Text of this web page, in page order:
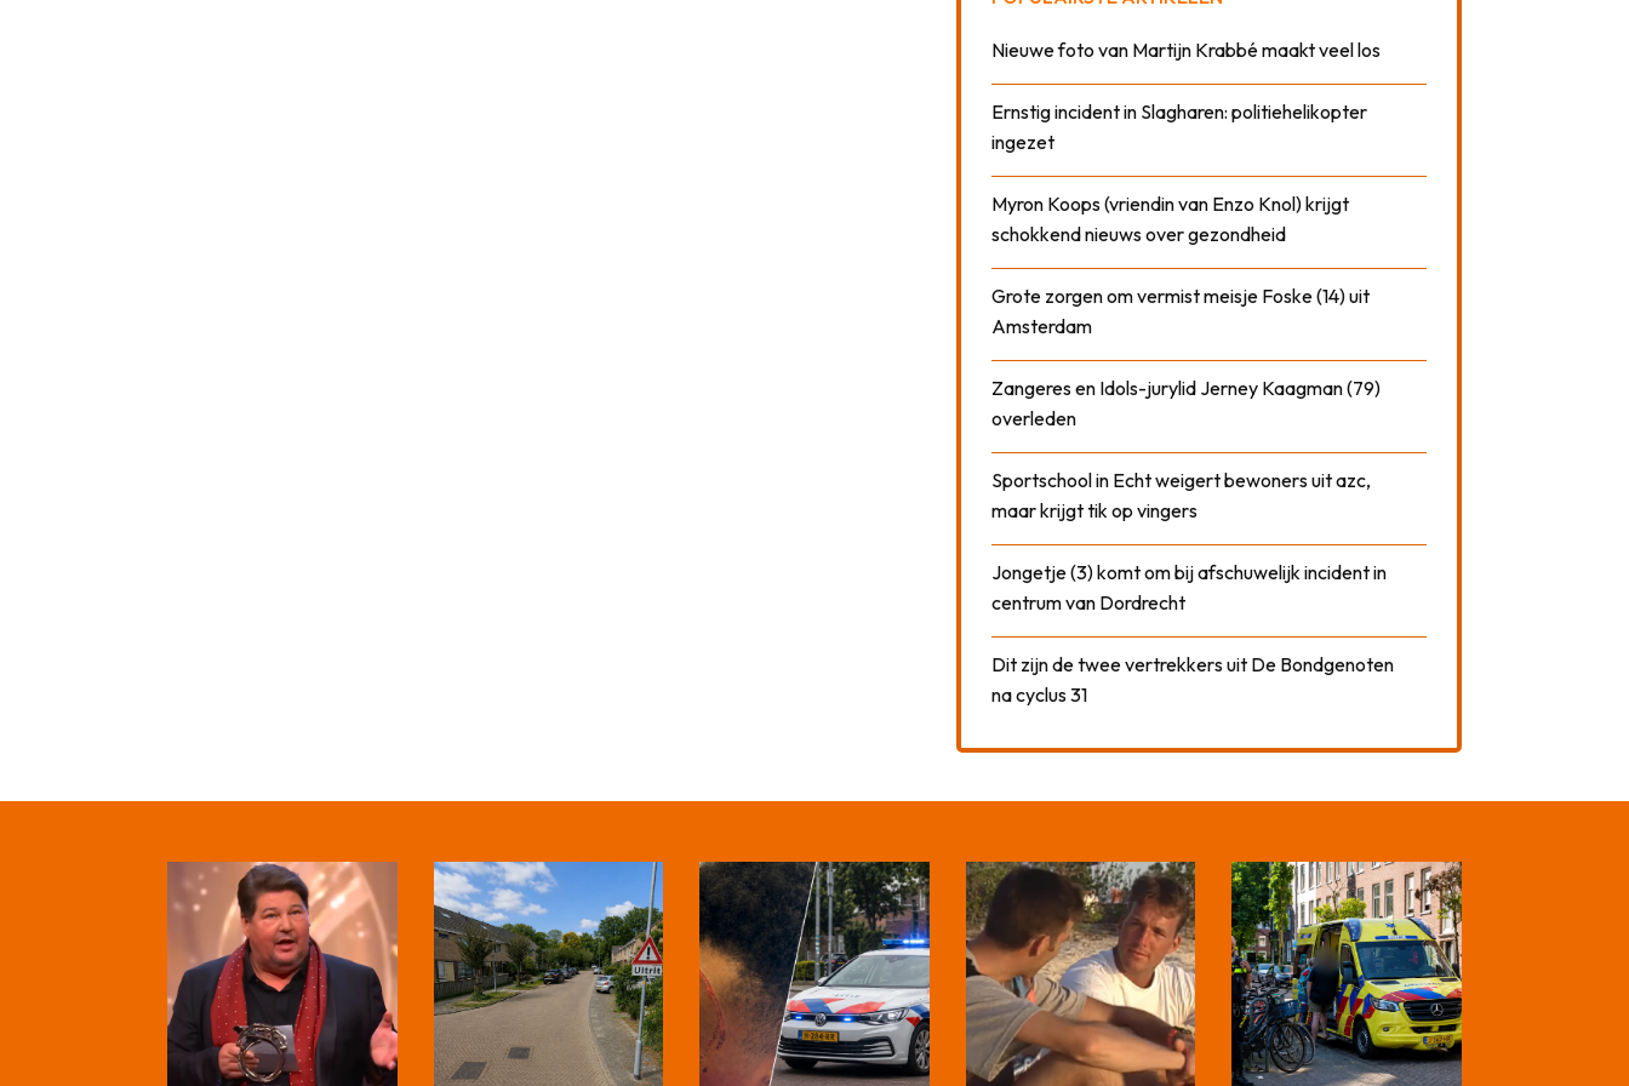
Nieuwe foto van Martijn Krabbé maakt veel los
Ernstig incident in Slagharen: politiehelikopter
ingezet
Myron Koops (vriendin van Enzo Knol) krijgt
schokkend nieuws over gezondheid
Grote zorgen om vermist meisje Foske (14) uit
Amsterdam
Zangeres en Idols-jurylid Jerney Kaagman (79)
overleden
Sportschool in Echt weigert bewoners uit azc,
maar krijgt tik op vingers
Jongetje (3) komt om bij afschuwelijk incident in
centrum van Dordrecht
Dit zijn de twee vertrekkers uit De Bondgenoten
na cyclus 31